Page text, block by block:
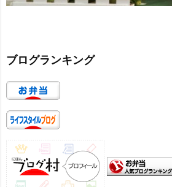
ブログランキング